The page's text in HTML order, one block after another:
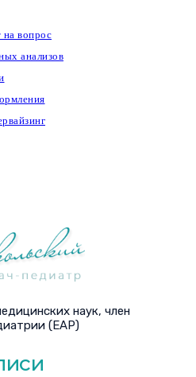
вопрос
анализов
наук, член
(EAP)